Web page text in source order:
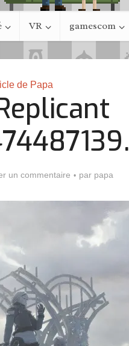
VR gamescom
de Papa
un commentaire par papa
for Fael